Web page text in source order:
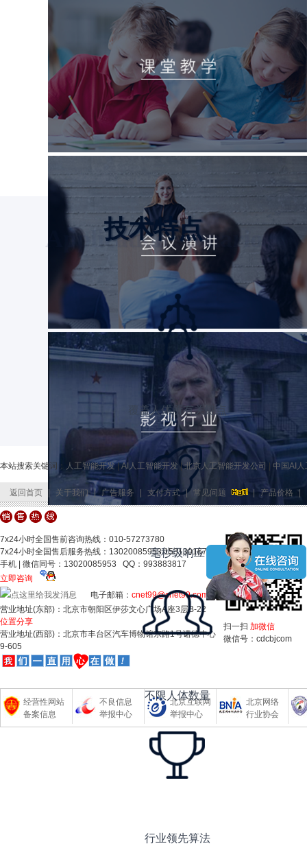
技术特点
Application scenario
覆盖人体所有关键点
毫秒级响应
不限人体数量
行业领先算法
本站搜索关键词： 人工智能开发|AI人工智能开发 |北京人工智能开发公司 中国AI
返回首页 关于我们 | 广告服务 支付方式 | 常见问题 | 产品价格 |
客服中心
7x24小时全国售前咨询热线：010-57273780
7x24小时全国售后服务热线：13020085953 15313016798
手机 | 微信同号：13020085953 QQ：993883817
立即咨询
电子邮箱： cnet99@cnet99.com
营业地址(东部)：北京市朝阳区伊莎文心广场A座3层B-22
位置分享
营业地址(西部)：北京市丰台区汽车博物馆东路1号诺德中心
9-605
扫一扫 加微信
微信号：cdcbjcom
经营性网站
备案信息
不良信息
举报中心
北京互联网
举报中心
北京网络
行业协会